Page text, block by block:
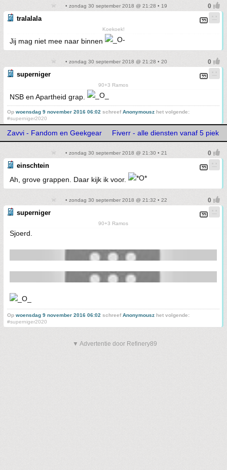
• zondag 30 september 2018 @ 21:28 • 19
tralalala
Koekoek!
Jij mag niet mee naar binnen
• zondag 30 september 2018 @ 21:28 • 20
superniger
90+3 Ramos
NSB en Apartheid grap.
Op woensdag 9 november 2016 06:02 schreefAnonymousz het volgende:
#superniger2020
Zavvi - Fandom en Geekgear Fiverr - alle diensten vanaf 5 piek
• zondag 30 september 2018 @ 21:30 • 21
einschtein
Ah, grove grappen. Daar kijk ik voor.
• zondag 30 september 2018 @ 21:32 • 22
superniger
90+3 Ramos
Sjoerd.
Op woensdag 9 november 2016 06:02 schreefAnonymousz het volgende:
#superniger2020
▼ Advertentie door Refinery89